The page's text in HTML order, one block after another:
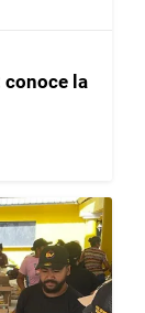
conoce la